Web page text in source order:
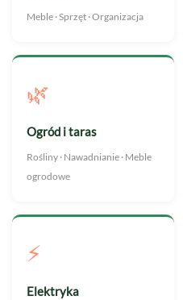
Meble · Sprzęt · Organizacja
🌿
Ogród i taras
Rośliny · Nawadnianie · Meble
ogrodowe
⚡
Elektryka